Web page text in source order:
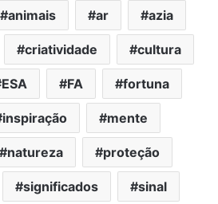
animais ar azia
criatividade cultura
ESA FA fortuna
inspiração mente
natureza proteção
significados sinal